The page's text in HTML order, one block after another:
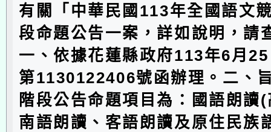
有關「中華民國113年全國語文
段命題公告一案，詳如說明，請
一、依據花蓮縣政府113年6月
第1130122406號函辦理。二、
階段公告命題項目為：國語朗讀
南語朗讀、客語朗讀及原住民族